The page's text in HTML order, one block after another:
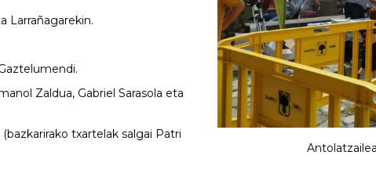
Larrañagarekin.
Zaldua, Gabriel Sarasola eta
txartelak salgai Patri